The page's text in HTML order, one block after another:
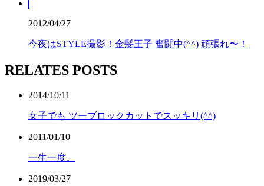
2012/04/27
今夜はSTYLE撮影！金髪王子 奮闘中(^^) 頑張れ〜！
RELATES POSTS
2014/10/11
女子でも ツーブロックカットでスッキリ(^^)
2011/01/10
一生一度。
2019/03/27